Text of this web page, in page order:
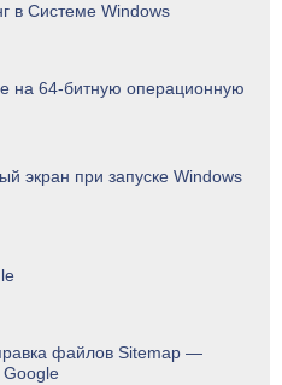
в Системе Windows
на 64-битную операционную
экран при запуске Windows
файлов Sitemap —
Google